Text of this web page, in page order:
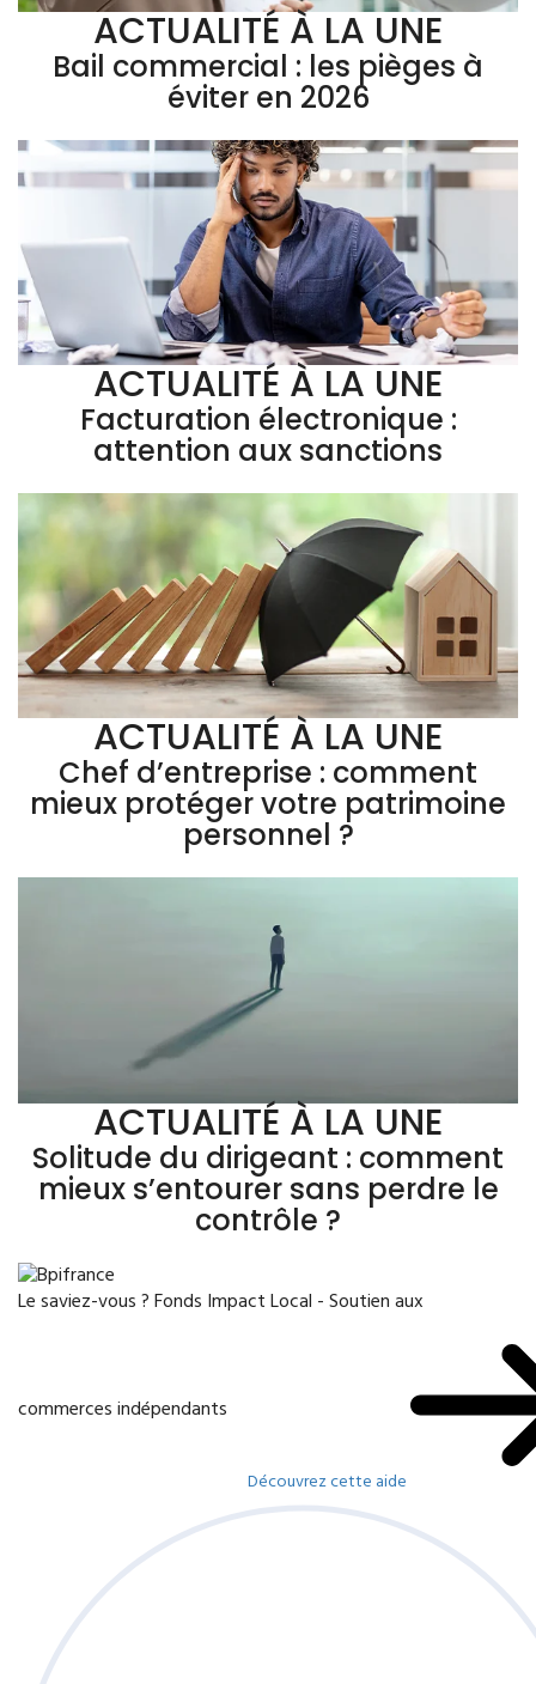
ACTUALITÉ À LA UNE
Bail commercial : les pièges à
éviter en 2026
ACTUALITÉ À LA UNE
Facturation électronique :
attention aux sanctions
ACTUALITÉ À LA UNE
Chef d’entreprise : comment
mieux protéger votre patrimoine
personnel ?
ACTUALITÉ À LA UNE
Solitude du dirigeant : comment
mieux s’entourer sans perdre le
contrôle ?
Le saviez-vous ?Fonds Impact Local - Soutien aux
commerces indépendants
Découvrez cette aide